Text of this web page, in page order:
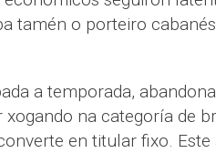
tamén o porteiro
a temporada,
xogando na categoría de
en titular fixo.